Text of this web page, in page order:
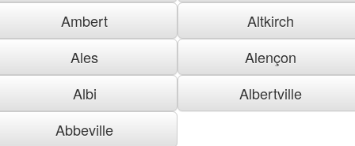
Ambert
Altkirch
Ales
Alençon
Albi
Albertville
Abbeville